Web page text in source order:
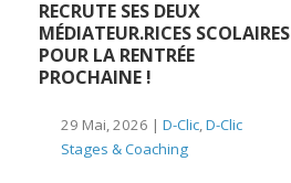
RECRUTE SES DEUX
MÉDIATEUR.RICES SCOLAIRES
POUR LA RENTRÉE
PROCHAINE !
29 Mai, 2026 | D-Clic,D-Clic
Stages & Coaching